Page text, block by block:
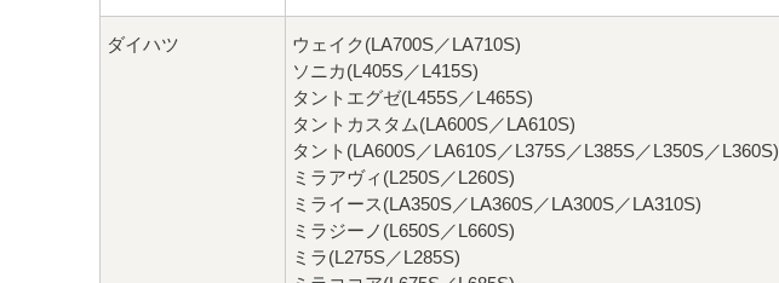
ダイハツ
ウェイク(LA700S／LA710S)
ソニカ(L405S／L415S)
タントエグゼ(L455S／L465S)
タントカスタム(LA600S／LA610S)
タント(LA600S／LA610S／L375S／L385S／L350S／L360S)
ミラアヴィ(L250S／L260S)
ミライース(LA350S／LA360S／LA300S／LA310S)
ミラジーノ(L650S／L660S)
ミラ(L275S／L285S)